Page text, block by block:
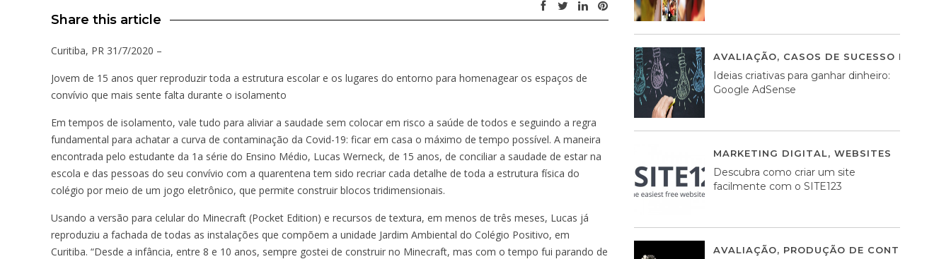
Share this article
Curitiba, PR 31/7/2020 –
Jovem de 15 anos quer reproduzir toda a estrutura escolar e os lugares do entorno para homenagear os espaços de
convívio que mais sente falta durante o isolamento
Em tempos de isolamento, vale tudo para aliviar a saudade sem colocar em risco a saúde de todos e seguindo a regra
fundamental para achatar a curva de contaminação da Covid-19: ficar em casa o máximo de tempo possível. A maneira
encontrada pelo estudante da 1a série do Ensino Médio, Lucas Werneck, de 15 anos, de conciliar a saudade de estar na
escola e das pessoas do seu convívio com a quarentena tem sido recriar cada detalhe de toda a estrutura física do
colégio por meio de um jogo eletrônico, que permite construir blocos tridimensionais.
Usando a versão para celular do Minecraft (Pocket Edition) e recursos de textura, em menos de três meses, Lucas já
reproduziu a fachada de todas as instalações que compõem a unidade Jardim Ambiental do Colégio Positivo, em
Curitiba. “Desde a infância, entre 8 e 10 anos, sempre gostei de construir no Minecraft, mas com o tempo fui parando de
AVALIAÇÃO, CASOS DE SUCESSO DE
Ideias criativas para ganhar dinheiro:
Google AdSense
MARKETING DIGITAL, WEBSITES
Descubra como criar um site
facilmente com o SITE123
AVALIAÇÃO, PRODUÇÃO DE CONTEÚDOS